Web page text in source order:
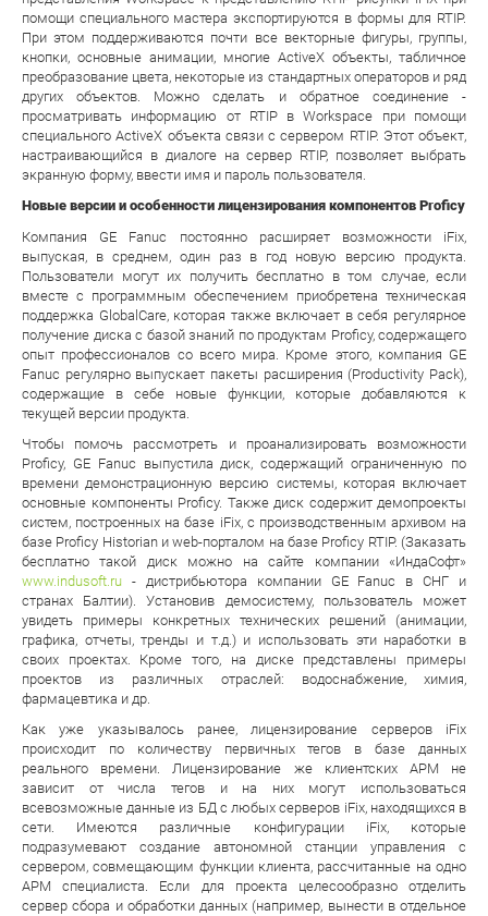
помощи специального мастера экспортируются в формы для RTIP.
При этом поддерживаются почти все векторные фигуры, группы,
кнопки, основные анимации, многие ActiveX объекты, табличное
преобразование цвета, некоторые из стандартных операторов и ряд
других объектов. Можно сделать и обратное соединение -
просматривать информацию от RTIP в Workspace при помощи
специального ActiveX объекта связи с сервером RTIP. Этот объект,
настраивающийся в диалоге на сервер RTIP, позволяет выбрать
экранную форму, ввести имя и пароль пользователя.
Новые версии и особенности лицензирования компонентов Proficy
Компания GE Fanuc постоянно расширяет возможности iFix,
выпуская, в среднем, один раз в год новую версию продукта.
Пользователи могут их получить бесплатно в том случае, если
вместе с программным обеспечением приобретена техническая
поддержка GlobalCare, которая также включает в себя регулярное
получение диска с базой знаний по продуктам Proficy, содержащего
опыт профессионалов со всего мира. Кроме этого, компания GE
Fanuc регулярно выпускает пакеты расширения (Productivity Pack),
содержащие в себе новые функции, которые добавляются к
текущей версии продукта.
Чтобы помочь рассмотреть и проанализировать возможности
Proficy, GE Fanuc выпустила диск, содержащий ограниченную по
времени демонстрационную версию системы, которая включает
основные компоненты Proficy. Также диск содержит демопроекты
систем, построенных на базе iFix, с производственным архивом на
базе Proficy Historian и web-порталом на базе Proficy RTIP. (Заказать
бесплатно такой диск можно на сайте компании «ИндаСофт»
www.indusoft.ru - дистрибьютора компании GE Fanuc в СНГ и
странах Балтии). Установив демосистему, пользователь может
увидеть примеры конкретных технических решений (анимации,
графика, отчеты, тренды и т.д.) и использовать эти наработки в
своих проектах. Кроме того, на диске представлены примеры
проектов из различных отраслей: водоснабжение, химия,
фармацевтика и др.
Как уже указывалось ранее, лицензирование серверов iFix
происходит по количеству первичных тегов в базе данных
реального времени. Лицензирование же клиентских АРМ не
зависит от числа тегов и на них могут использоваться
всевозможные данные из БД с любых серверов iFix, находящихся в
сети. Имеются различные конфигурации iFix, которые
подразумевают создание автономной станции управления с
сервером, совмещающим функции клиента, рассчитанные на одно
АРМ специалиста. Если для проекта целесообразно отделить
сервер сбора и обработки данных (например, вынести в отдельное